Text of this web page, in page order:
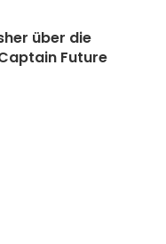
über die
Future